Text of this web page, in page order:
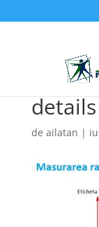
details
de ailatan |